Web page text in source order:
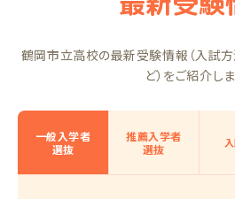
鶴岡市立高校の最新受験情報（入試
ど）をご紹介しま
一般入学者
選抜
推薦入学者
選抜